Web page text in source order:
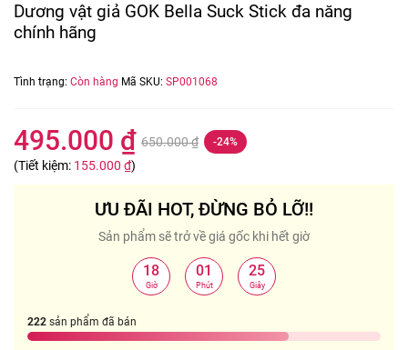
Dương vật giả GOK Bella Suck Stick đa năng
chính hãng
Tình trạng: Còn hàng Mã SKU: SP001068
495.000 ₫ 650.000 ₫ -24%
(Tiết kiệm: 155.000 ₫)
ƯU ĐÃI HOT, ĐỪNG BỎ LỠ!!
Sản phẩm sẽ trở về giá gốc khi hết giờ
18
Giờ
01
Phút
25
Giây
222 sản phẩm đã bán